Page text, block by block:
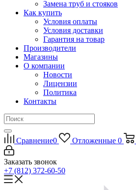
Замена труб и стояков
Как купить
Условия оплаты
Условия доставки
Гарантия на товар
Производители
Магазины
О компании
Новости
Лицензии
Политика
Контакты
Сравнение0 Отложенные 0
Заказать звонок
+7 (812) 372-60-50